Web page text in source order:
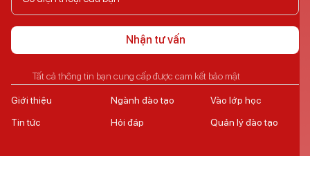
Nhận tư vấn
Tất cả thông tin bạn cung cấp được cam kết bảo mật
Giới thiệu
Tin tức
Ngành đào tạo
Hỏi đáp
Vào lớp học
Quản lý đào tạo